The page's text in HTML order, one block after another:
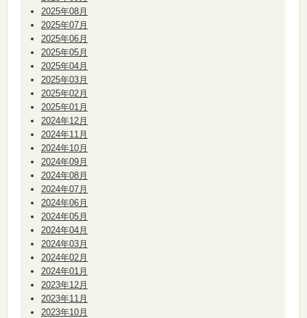
2025年08月
2025年07月
2025年06月
2025年05月
2025年04月
2025年03月
2025年02月
2025年01月
2024年12月
2024年11月
2024年10月
2024年09月
2024年08月
2024年07月
2024年06月
2024年05月
2024年04月
2024年03月
2024年02月
2024年01月
2023年12月
2023年11月
2023年10月